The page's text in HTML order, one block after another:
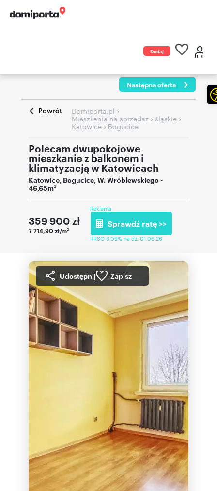
Dodaj
Następna oferta
Powrót Domiporta.pl ›
Mieszkania na sprzedaż › śląskie ›
Katowice › Bogucice
Polecam dwupokojowe
mieszkanie z balkonem i
klimatyzacją w Katowicach
Katowice, Bogucice,W. Wróblewskiego-
46,65m2
359 900 zł
7 714,90 zł/m2
Reklama
Sprawdź ratę >>
RRSO 6,09% na dz. 01.06.26
Udostępnij Zapisz